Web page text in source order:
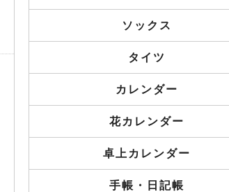
ソックス
タイツ
カレンダー
花カレンダー
卓上カレンダー
手帳・日記帳